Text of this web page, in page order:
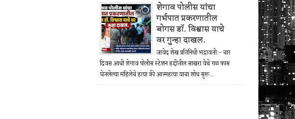
शेगाव पोलीस यांचा
गर्भपात प्रकरणातील
बोगस डॉ. विश्वास याचे
वर गुन्हा दाखल.
जावेद शेख प्रतिनिधी भद्रावती:- चार
दिवस आधी शेगाव पोलीस स्टेशन हद्दीतील साखरा येथे गळ फास
घेतलेल्या महिलेचे हत्या की आत्महत्या याचा शोध सुरू...